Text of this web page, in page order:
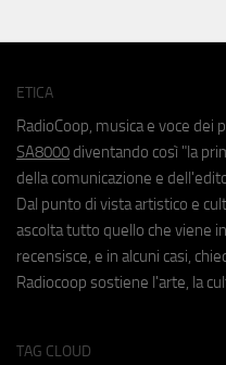
ETICA
RadioCoop, musica e voce dei
SA8000 diventando così "la
della comunicazione e
Dal punto di vista artistico e
ascolta tutto quello che viene
recensisce, e in alcuni casi,
Radiocoop sostiene l'arte, la
TAG CLOUD